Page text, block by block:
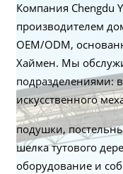
Компания Chengdu
производителем
OEM/ODM,
Хаймен. Мы
подразделениями:
искусственного
подушки,
шелка тутового
оборудование и